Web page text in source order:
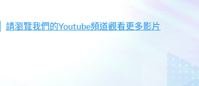
請瀏覽我們的Youtube頻道觀看更多影片